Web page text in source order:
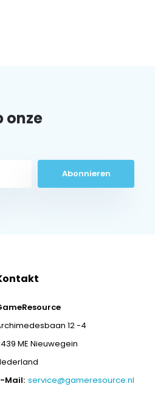
onze
Abonnieren
12 -4
ME Nieuwegein
Mail: service@gameresource.nl